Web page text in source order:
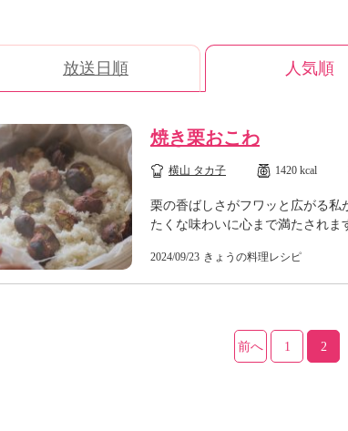
き
う
の
料
理
」
放送日順 人気順
焼き栗おこわ
横山 タカ子 1420 kcal
栗の香ばしさがフワッと広がる
たくな味わいに心まで満たされま
2024/09/23 きょうの料理レシピ
前へ 1 2